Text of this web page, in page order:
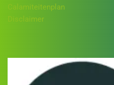
Calamiteitenplan
Disclaimer